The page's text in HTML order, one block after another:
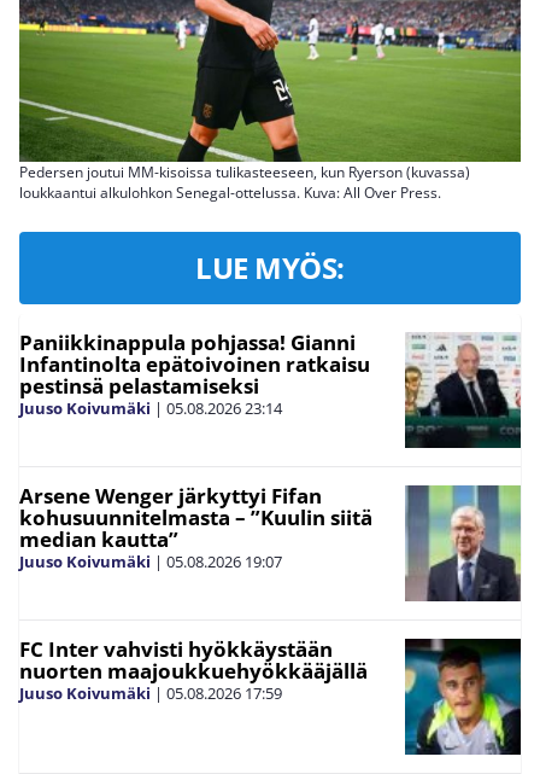
Pedersen joutui MM-kisoissa tulikasteeseen, kun Ryerson (kuvassa)
loukkaantui alkulohkon Senegal-ottelussa. Kuva: All Over Press.
LUE MYÖS:
Paniikkinappula pohjassa! Gianni
Infantinolta epätoivoinen ratkaisu
pestinsä pelastamiseksi
Juuso Koivumäki | 05.08.202623:14
Arsene Wenger järkyttyi Fifan
kohusuunnitelmasta – ”Kuulin siitä
median kautta”
Juuso Koivumäki | 05.08.2026 19:07
FC Inter vahvisti hyökkäystään
nuorten maajoukkuehyökkääjällä
Juuso Koivumäki | 05.08.2026 17:59